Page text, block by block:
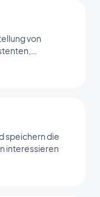
von
speichern die
interessieren